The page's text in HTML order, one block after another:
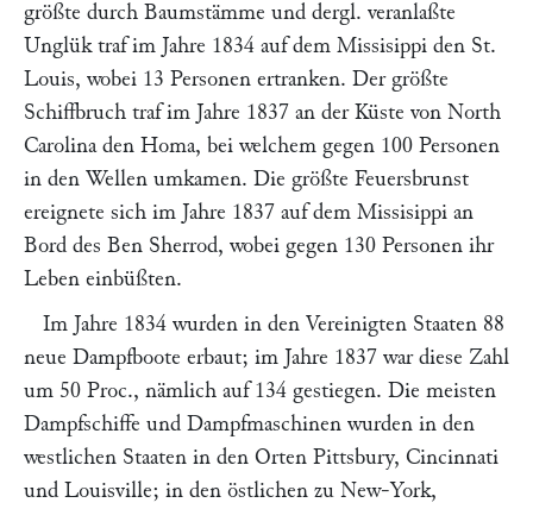
größte durch Baumstämme und dergl. veranlaßte
Unglük traf im Jahre 1834 auf dem Missisippi den St.
Louis, wobei 13 Personen ertranken. Der größte
Schiffbruch traf im Jahre 1837 an der Küste von North
Carolina den Homa, bei welchem gegen 100 Personen
in den Wellen umkamen. Die größte Feuersbrunst
ereignete sich im Jahre 1837 auf dem Missisippi an
Bord des Ben Sherrod, wobei gegen 130 Personen ihr
Leben einbüßten.
Im Jahre 1834 wurden in den Vereinigten Staaten 88
neue Dampfboote erbaut; im Jahre 1837 war diese Zahl
um 50 Proc., nämlich auf 134 gestiegen. Die meisten
Dampfschiffe und Dampfmaschinen wurden in den
westlichen Staaten in den Orten Pittsbury, Cincinnati
und Louisville; in den östlichen zu New-York,